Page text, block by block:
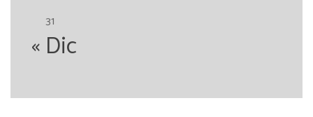
31
« Dic